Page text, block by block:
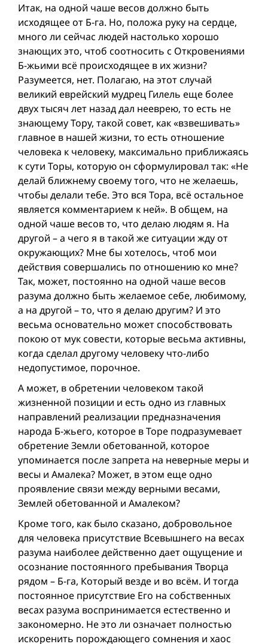
Итак, на одной чаше весов должно быть
исходящее от Б-га. Но, положа руку на сердце,
много ли сейчас людей настолько хорошо
знающих это, чтоб соотносить с Откровениями
Б-жьими всё происходящее в их жизни?
Разумеется, нет. Полагаю, на этот случай
великий еврейский мудрец Гилель еще более
двух тысяч лет назад дал нееврею, то есть не
знающему Тору, такой совет, как «взвешивать»
главное в нашей жизни, то есть отношение
человека к человеку, максимально приближаясь
к сути Торы, которую он сформулировал так: «Не
делай ближнему своему того, что не желаешь,
чтобы делали тебе. Это вся Тора, всё остальное
является комментарием к ней». В общем, на
одной чаше весов то, что делаю людям я. На
другой – а чего я в такой же ситуации жду от
окружающих? Мне бы хотелось, чтоб мои
действия совершались по отношению ко мне?
Так, может, постоянно на одной чаше весов
разума должно быть желаемое себе, любимому,
а на другой – то, что я делаю другим? И это
весьма основательно может способствовать
покою от мук совести, которые весьма активны,
когда сделал другому человеку что-либо
недопустимое, порочное.
А может, в обретении человеком такой
жизненной позиции и есть одно из главных
направлений реализации предназначения
народа Б-жьего, которое в Торе подразумевает
обретение Земли oбетованной, которое
упоминается после запрета на неверные меры и
весы и Амалека? Может, в этом еще одно
проявление связи между верными весами,
Землей oбетованной и Амалеком?
Кроме того, как было сказано, добровольное
для человека присутствие Всевышнего на весах
разума наиболее действенно дает ощущение и
осознание постоянного пребывания Творца
рядом – Б-га, Который везде и во всём. И тогда
постоянное присутствие Его на собственных
весах разума воспринимается естественно и
закономерно. Не это ли означает полностью
искоренить порождающего сомнения и хаос